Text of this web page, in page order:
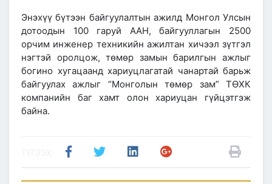
Энэхүү бүтээн байгуулалтын ажилд Монгол Улсын
дотоодын 100 гаруй ААН, байгууллагын 2500
орчим инженер техникийн ажилтан хичээл зүтгэл
нэгтэй оролцож, төмөр замын барилгын ажлыг
богино хугацаанд хариуцлагатай чанартай барьж
байгуулах ажлыг “Монголын төмөр зам” ТӨХК
компанийн баг хамт олон хариуцан гүйцэтгэж
байна.